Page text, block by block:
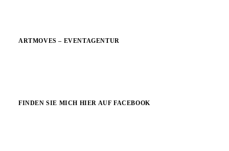
ARTMOVES – EVENTAGENTUR
FINDEN SIE MICH HIER AUF FACEBOOK